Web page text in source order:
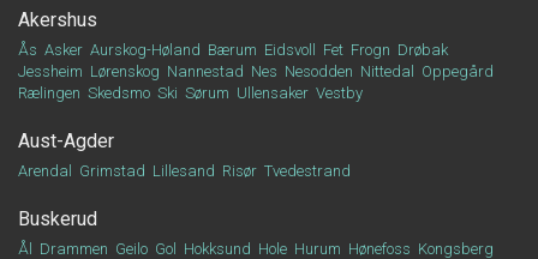
Akershus
Ås Asker Aurskog-Høland Bærum Eidsvoll Fet Frogn Drøbak
Jessheim Lørenskog Nannestad Nes Nesodden Nittedal
Oppegård
Rælingen Skedsmo Ski Sørum Ullensaker Vestby
Aust-Agder
Arendal Grimstad Lillesand Risør Tvedestrand
Buskerud
Ål Drammen Geilo Gol Hokksund Hole Hurum Hønefoss Kongsberg